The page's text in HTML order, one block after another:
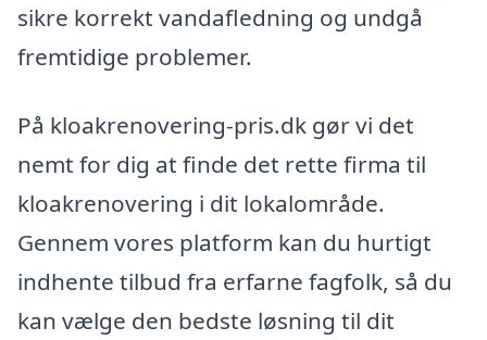
sikre korrekt vandafledning og undgå
fremtidige problemer.
På kloakrenovering-pris.dk gør vi det
nemt for dig at finde det rette firma til
kloakrenovering i dit lokalområde.
Gennem vores platform kan du hurtigt
indhente tilbud fra erfarne fagfolk, så du
kan vælge den bedste løsning til dit